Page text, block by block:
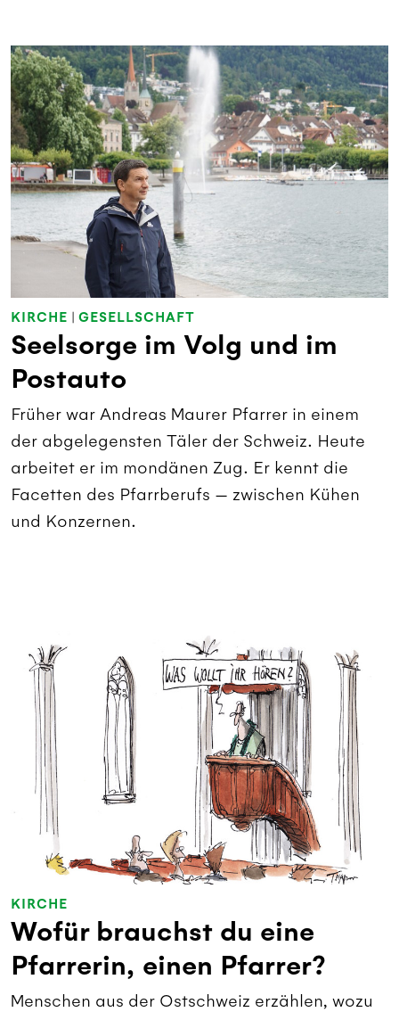
KIRCHE GESELLSCHAFT
Seelsorge im Volg und im
Postauto
Früher war Andreas Maurer Pfarrer in einem
der abgelegensten Täler der Schweiz. Heute
arbeitet er im mondänen Zug. Er kennt die
Facetten des Pfarrberufs — zwischen Kühen
und Konzernen.
KIRCHE
Wofür brauchst du eine
Pfarrerin, einen Pfarrer?
Menschen aus der Ostschweiz erzählen, wozu